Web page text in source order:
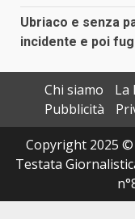
Ubriaco e senza
incidente e poi
Chi siamo
La
Pubblicità
Copyright 2025 ©
Testata